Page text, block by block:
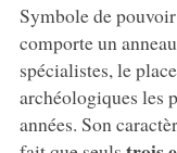
Symbole de
comporte un
spécialistes, le
archéologiques les
années. Son